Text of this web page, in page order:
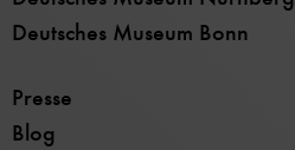
Deutsches Museum Bonn
Presse
Blog